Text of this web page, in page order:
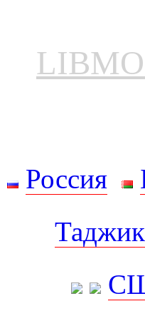
Россия